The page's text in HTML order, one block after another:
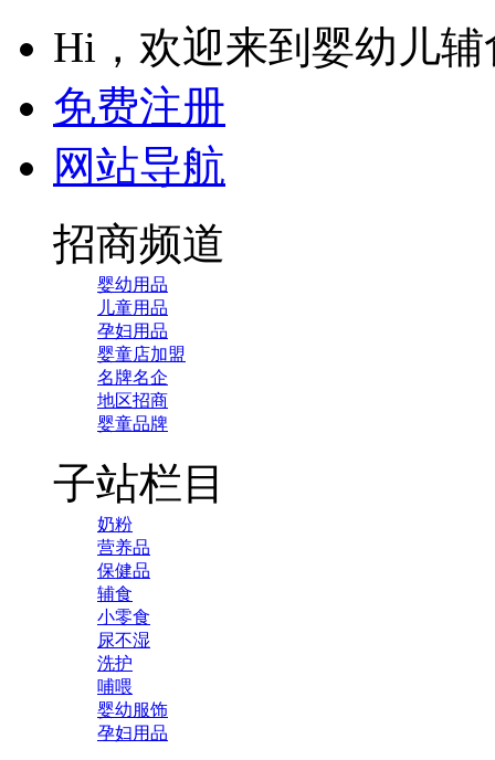
Hi，欢迎来到婴幼儿
免费注册
网站导航
招商频道
婴幼用品
儿童用品
孕妇用品
婴童店加盟
名牌名企
地区招商
婴童品牌
子站栏目
奶粉
营养品
保健品
辅食
小零食
尿不湿
洗护
哺喂
婴幼服饰
孕妇用品